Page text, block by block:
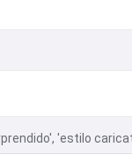
'estilo